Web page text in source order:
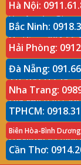
Địa chỉ: Số 417
Xuyên, An Giang
Hotline:
TP. RẠCH GIÁ –
Địa chỉ:P30
P. An Hòa, TP.
Hotline:
Hà Nội:
Bắc Ninh:
Hải Phòng:
Đà Nẵng:
Nha Trang:
TPHCM:
Biên Hòa-Bình
Cần Thơ: